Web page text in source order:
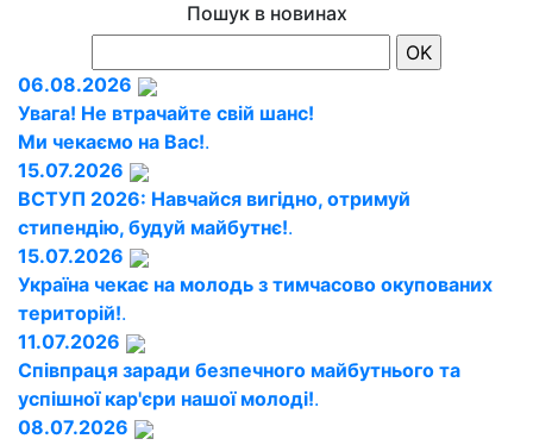
Пошук в новинах
06.08.2026
Увага! Не втрачайте свій шанс!
Ми чекаємо на Вас!.
15.07.2026
ВСТУП 2026: Навчайся вигідно, отримуй
стипендію, будуй майбутнє!.
15.07.2026
Україна чекає на молодь з тимчасово окупованих
територій!.
11.07.2026
Співпраця заради безпечного майбутнього та
успішної кар'єри нашої молоді!.
08.07.2026